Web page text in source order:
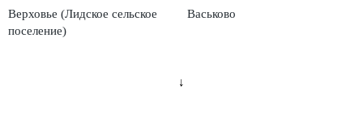
Верховье (Лидское сельское
поселение)
Васьково
↓